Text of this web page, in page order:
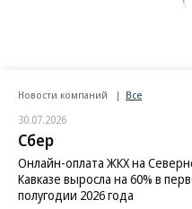
Новости компаний Все
30.07.2026
Сбер
Онлайн-оплата ЖКХ на
Кавказе выросла на 60% в
полугодии 2026 года